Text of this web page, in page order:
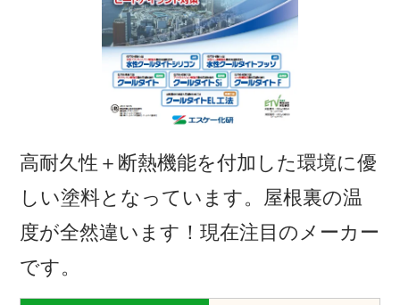
高耐久性＋断熱機能を付加した環境に優
しい塗料となっています。屋根裏の温
度が全然違います！現在注目のメーカー
です。